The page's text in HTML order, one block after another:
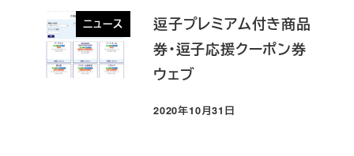
ニュース
逗子プレミアム付き商品
券・逗子応援クーポン券
ウェブ
投稿日
2020年10月31日